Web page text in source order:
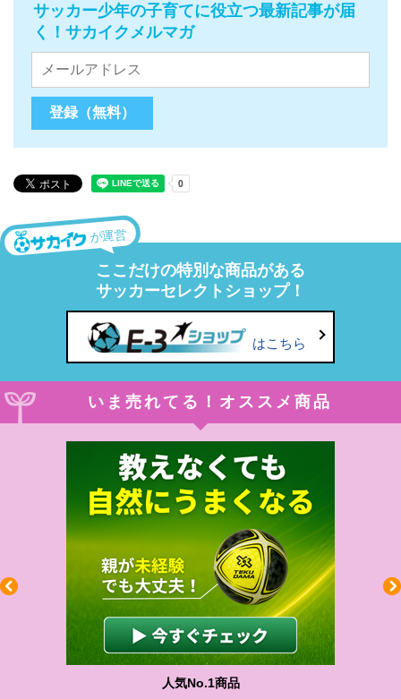
サッカー少年の子育てに役立つ最新記事が届
く！サカイクメルマガ
が運営
ここだけの特別な商品がある
サッカーセレクトショップ！
はこちら
いま売れてる！オススメ商品
人気No.1商品